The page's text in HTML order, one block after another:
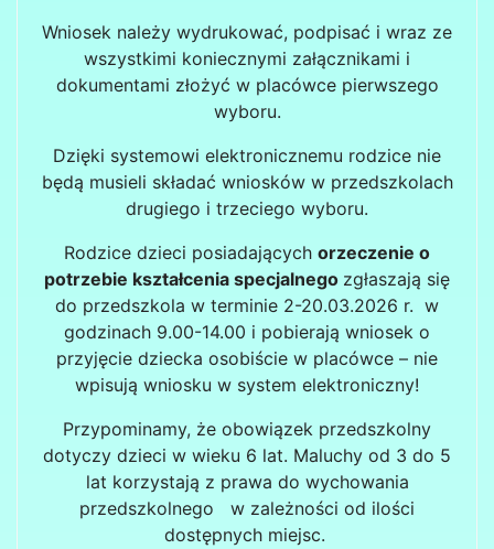
Wniosek należy wydrukować, podpisać i wraz ze
wszystkimi koniecznymi załącznikami i
dokumentami złożyć w placówce pierwszego
wyboru.
Dzięki systemowi elektronicznemu rodzice nie
będą musieli składać wniosków w przedszkolach
drugiego i trzeciego wyboru.
Rodzice dzieci posiadających orzeczenie o
potrzebie kształcenia specjalnego zgłaszają się
do przedszkola w terminie 2-20.03.2026 r. w
godzinach 9.00-14.00 i pobierają wniosek o
przyjęcie dziecka osobiście w placówce – nie
wpisują wniosku w system elektroniczny!
Przypominamy, że obowiązek przedszkolny
dotyczy dzieci w wieku 6 lat. Maluchy od 3 do 5
lat korzystają z prawa do wychowania
przedszkolnego w zależności od ilości
dostępnych miejsc.